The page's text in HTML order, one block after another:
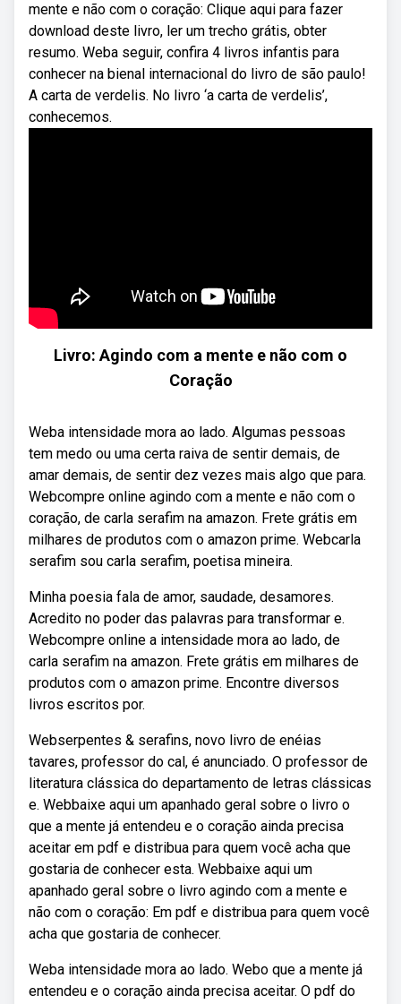
mente e não com o coração: Clique aqui para fazer
download deste livro, ler um trecho grátis, obter
resumo. Weba seguir, confira 4 livros infantis para
conhecer na bienal internacional do livro de são paulo!
A carta de verdelis. No livro ‘a carta de verdelis’,
conhecemos.
Livro: Agindo com a mente e não com o
Coração
Weba intensidade mora ao lado. Algumas pessoas
tem medo ou uma certa raiva de sentir demais, de
amar demais, de sentir dez vezes mais algo que para.
Webcompre online agindo com a mente e não com o
coração, de carla serafim na amazon. Frete grátis em
milhares de produtos com o amazon prime. Webcarla
serafim sou carla serafim, poetisa mineira.
Minha poesia fala de amor, saudade, desamores.
Acredito no poder das palavras para transformar e.
Webcompre online a intensidade mora ao lado, de
carla serafim na amazon. Frete grátis em milhares de
produtos com o amazon prime. Encontre diversos
livros escritos por.
Webserpentes & serafins, novo livro de enéias
tavares, professor do cal, é anunciado. O professor de
literatura clássica do departamento de letras clássicas
e. Webbaixe aqui um apanhado geral sobre o livro o
que a mente já entendeu e o coração ainda precisa
aceitar em pdf e distribua para quem você acha que
gostaria de conhecer esta. Webbaixe aqui um
apanhado geral sobre o livro agindo com a mente e
não com o coração: Em pdf e distribua para quem você
acha que gostaria de conhecer.
Weba intensidade mora ao lado. Webo que a mente já
entendeu e o coração ainda precisa aceitar. O pdf do